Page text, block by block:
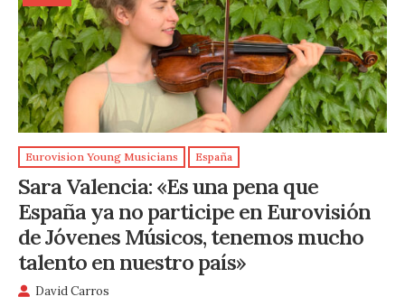
Eurovision Young Musicians España
Sara Valencia: «Es una pena que
España ya no participe en Eurovisión
de Jóvenes Músicos, tenemos mucho
talento en nuestro país»
David Carros